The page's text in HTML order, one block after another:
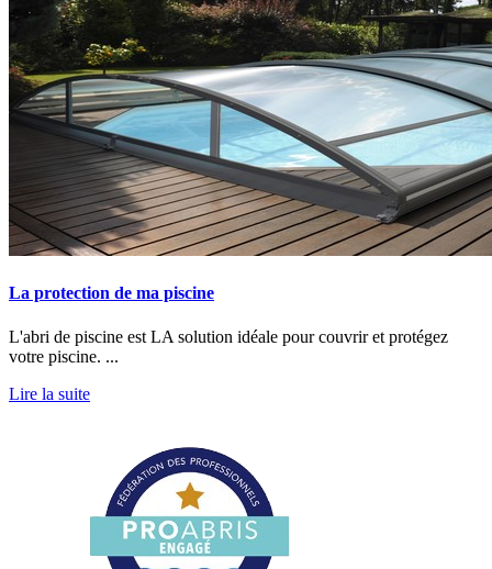
La protection de ma piscine
L'abri de piscine est LA solution idéale pour couvrir et protégez
votre piscine. ...
Lire la suite